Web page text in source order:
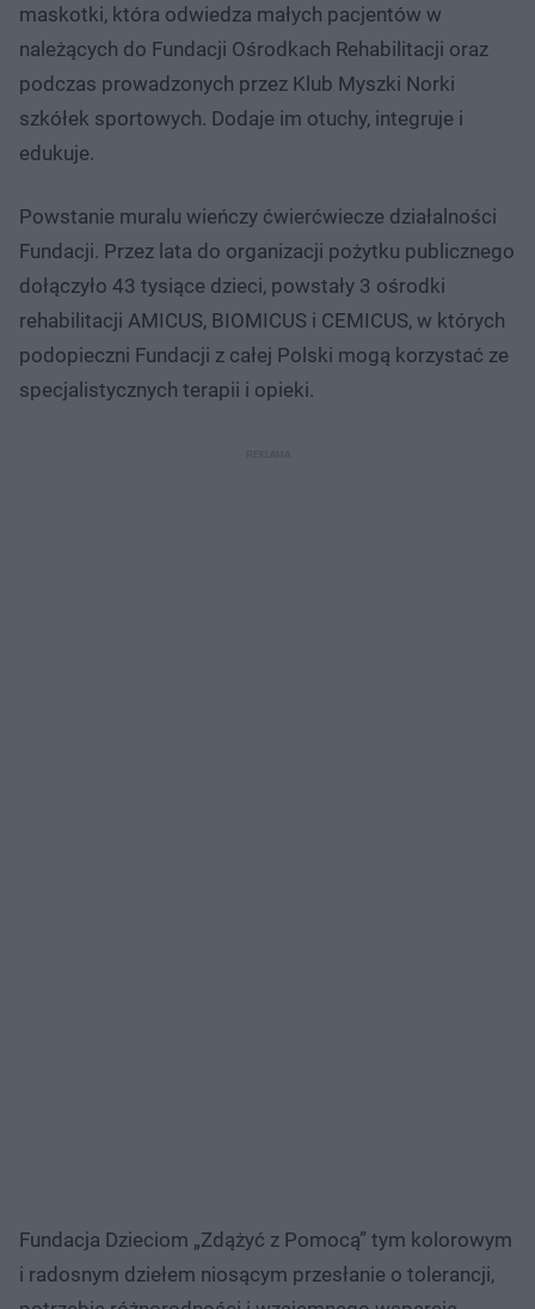
maskotki, która odwiedza małych pacjentów w
należących do Fundacji Ośrodkach Rehabilitacji oraz
podczas prowadzonych przez Klub Myszki Norki
szkółek sportowych. Dodaje im otuchy, integruje i
edukuje.
Powstanie muralu wieńczy ćwierćwiecze działalności
Fundacji. Przez lata do organizacji pożytku publicznego
dołączyło 43 tysiące dzieci, powstały 3 ośrodki
rehabilitacji AMICUS, BIOMICUS i CEMICUS, w których
podopieczni Fundacji z całej Polski mogą korzystać ze
specjalistycznych terapii i opieki.
Fundacja Dzieciom „Zdążyć z Pomocą” tym kolorowym
i radosnym dziełem niosącym przesłanie o tolerancji,